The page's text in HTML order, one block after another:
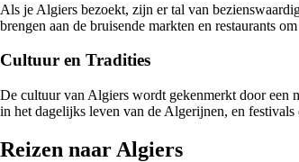
Als je Algiers bezoekt, zijn er tal van
brengen aan de bruisende markten en restaurants
Cultuur en Tradities
De cultuur van Algiers wordt gekenmerkt door een
in het dagelijks leven van de Algerijnen, en
Reizen naar Algiers